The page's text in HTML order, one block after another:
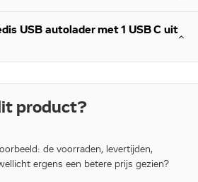
USB autolader met 1 USB C uit
product?
de voorraden, levertijden,
ergens een betere prijs gezien?